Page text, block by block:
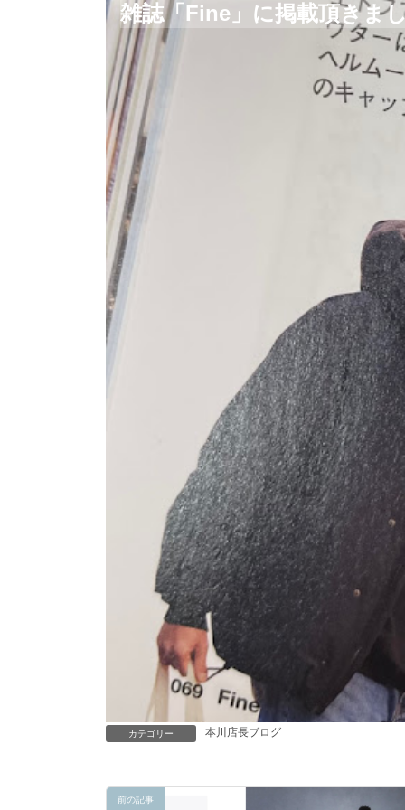
雑誌「Fine」に掲載頂きま
カテゴリー 本川店長ブログ
前の記事